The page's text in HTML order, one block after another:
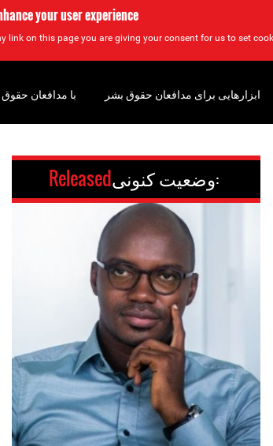
your user experience
link on this page you are giving your consent for us to set
وضعیت کنونی: Released
با مدافعان ابزارهایی برای مدافعان حقوق بشر